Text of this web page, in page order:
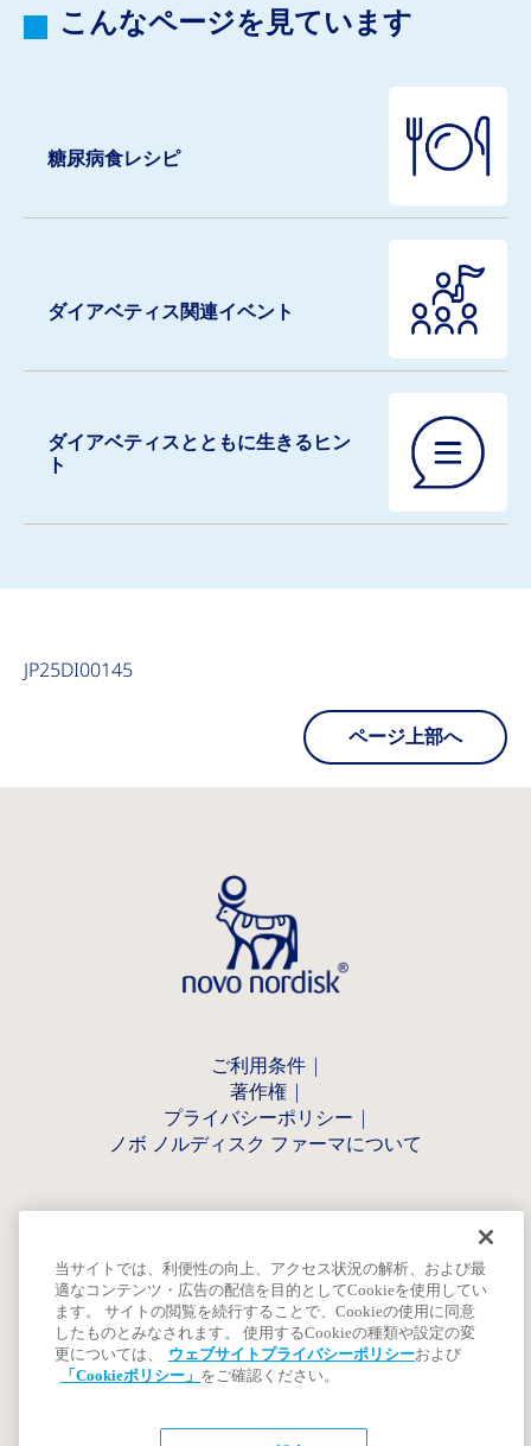
こんなページを見ています
糖尿病食レシピ
ダイアベティス関連イベント
ダイアベティスとともに生きるヒン
ト
JP25DI00145
ページ上部へ
ご利用条件
著作権
プライバシーポリシー
ノボ ノルディスク ファーマについて
当サイトでは、利便性の向上、アクセス状況の解析、および最
適なコンテンツ・広告の配信を目的としてCookieを使用してい
ます。 サイトの閲覧を続行することで、Cookieの使用に同意
したものとみなされます。 使用するCookieの種類や設定の変
更については、
ウェブサイトプライバシーポリシーおよび
「Cookieポリシー」 をご確認ください。